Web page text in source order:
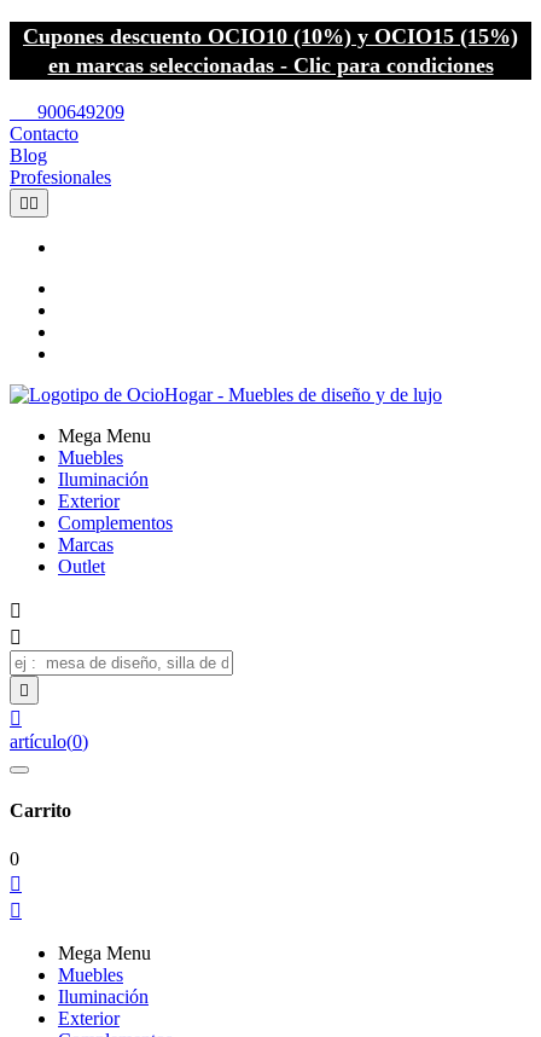
Cupones descuento OCIO10 (10%) y OCIO15 (15%)
en marcas seleccionadas - Clic para condiciones
900649209
Contacto
Blog
Profesionales
 
Mega Menu
Muebles
Iluminación
Exterior
Complementos
Marcas
Outlet




artículo(0)
Carrito
0


Mega Menu
Muebles
Iluminación
Exterior